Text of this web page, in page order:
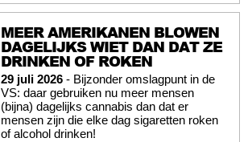
MEER AMERIKANEN BLOWEN
DAGELIJKS WIET DAN DAT ZE
DRINKEN OF ROKEN
29 juli 2026 - Bijzonder omslagpunt in de
VS: daar gebruiken nu meer mensen
(bijna) dagelijks cannabis dan dat er
mensen zijn die elke dag sigaretten roken
of alcohol drinken!